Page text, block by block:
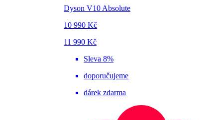
Dyson V10 Absolute
10 990 Kč
11 990 Kč
Sleva 8%
doporučujeme
dárek zdarma